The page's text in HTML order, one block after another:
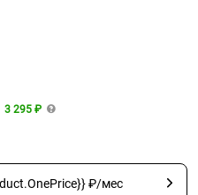
3 295 ₽
₽/мес